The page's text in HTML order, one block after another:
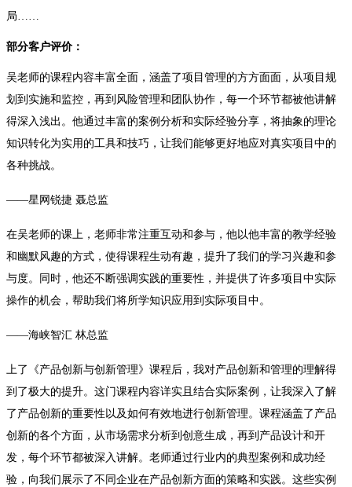
局……
部分客户评价：
吴老师的课程内容丰富全面，涵盖了项目管理的方方面面，从项目规
划到实施和监控，再到风险管理和团队协作，每一个环节都被他讲解
得深入浅出。他通过丰富的案例分析和实际经验分享，将抽象的理论
知识转化为实用的工具和技巧，让我们能够更好地应对真实项目中的
各种挑战。
——星网锐捷 聂总监
在吴老师的课上，老师非常注重互动和参与，他以他丰富的教学经验
和幽默风趣的方式，使得课程生动有趣，提升了我们的学习兴趣和参
与度。同时，他还不断强调实践的重要性，并提供了许多项目中实际
操作的机会，帮助我们将所学知识应用到实际项目中。
——海峡智汇 林总监
上了《产品创新与创新管理》课程后，我对产品创新和管理的理解得
到了极大的提升。这门课程内容详实且结合实际案例，让我深入了解
了产品创新的重要性以及如何有效地进行创新管理。课程涵盖了产品
创新的各个方面，从市场需求分析到创意生成，再到产品设计和开
发，每个环节都被深入讲解。老师通过行业内的典型案例和成功经
验，向我们展示了不同企业在产品创新方面的策略和实践。这些实例